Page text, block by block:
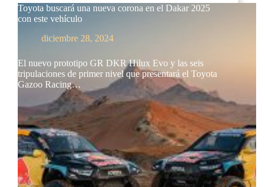
Toyota buscará una nueva corona en el Dakar 2025
con este vehículo
diciembre 28, 2024
El nuevo prototipo GR DKR Hilux Evo y las seis
tripulaciones de primer nivel que presentará el Toyota
Gazoo Racing…